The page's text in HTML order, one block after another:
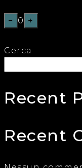
−
0 +
Cerca
Recent
Recent